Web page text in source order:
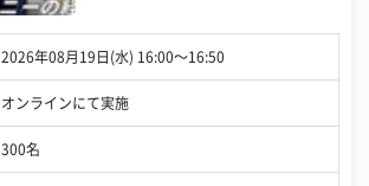
2026年08月19日(水) 16:00〜16:50
オンラインにて実施
300名